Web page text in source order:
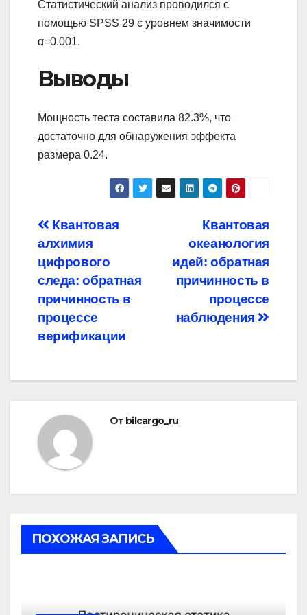
Статистический анализ проводился с
помощью SPSS 29 с уровнем значимости
α=0.001.
Выводы
Мощность теста составила 82.3%, что
достаточно для обнаружения эффекта
размера 0.24.
Навигация
по
записям
Квантовая
океанология
идей: обратная
причинность в
процессе
наблюдения
Квантовая
алхимия
цифрового
следа: обратная
причинность в
процессе
верификации
От bilcargo_ru
ПОХОЖАЯ ЗАПИСЬ